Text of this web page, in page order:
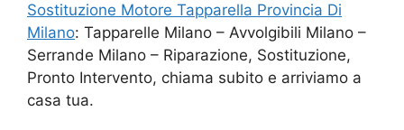
Sostituzione Motore Tapparella Provincia Di
Milano: Tapparelle Milano – Avvolgibili Milano –
Serrande Milano – Riparazione, Sostituzione,
Pronto Intervento, chiama subito e arriviamo a
casa tua.